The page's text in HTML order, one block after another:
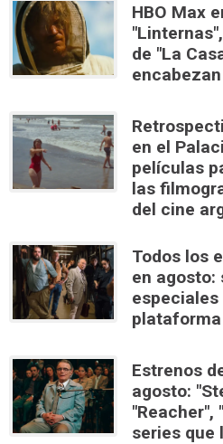
HBO Max
de "La
en el
películas
las
del cine
Todos los
en agosto:
especiales
plataforma
Estrenos
agosto:
"Reacher",
series que